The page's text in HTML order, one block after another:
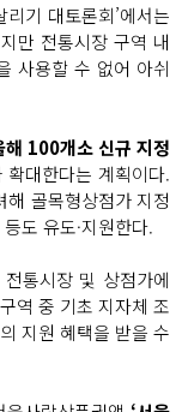
기 대토론회’에서는
만 전통시장 구역 내
사용할 수 없어 아쉬
100개소 신규 지정
대한다는 계획이다.
골목형상점가 지정
도 유도·지원한다.
통시장 및 상점가에
역 중 기초 지자체 조
지원 혜택을 받을 수